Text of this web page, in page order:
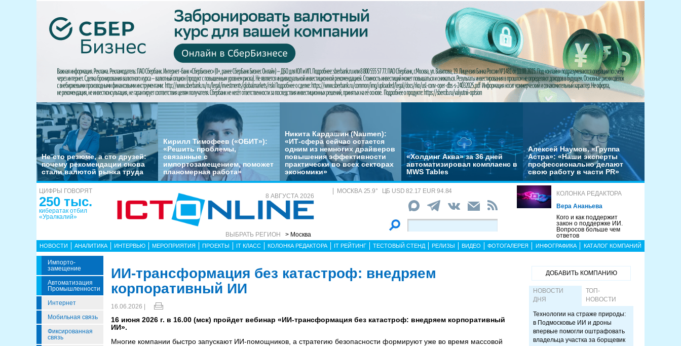
Не сто резюме, а сто друзей:
почему рекомендации снова
стали валютой рынка труда
Кирилл Тимофеев («ОБИТ»):
«Решить проблемы,
связанные с
импортозамещением, поможет
планомерная работа»
Никита Кардашин (Naumen):
«ИТ-сфера сейчас остается
одним из немногих драйверов
повышения эффективности
практически во всех секторах
экономики»
«Холдинг Аква» за 36 дней
автоматизировал комплаенс в
MWS Tables
Алексей Наумов, «Группа
Астра»: «Наши эксперты
профессионально делают
свою работу в части PR»
ЦИФРЫ ГОВОРЯТ
250 тыс.
кибератак отбил
«Уралкалий»
8 АВГУСТА 2026
ВЫБРАТЬ РЕГИОН > Москва
МОСКВА 25.9° ЦБ USD 82.17 EUR 94.84
КОЛОНКА РЕДАКТОРА
Вера Ананьева
Кого и как поддержит
закон о поддержке ИИ.
Вопросов больше чем
ответов
НОВОСТИ АНАЛИТИКА ИНТЕРВЬЮ МЕРОПРИЯТИЯ ПРОЕКТЫ IT КЛАСС КОЛОНКА РЕДАКТОРА IT РЕЙТИНГ ТЕСТОВЫЙ СТЕНД РЕЛИЗЫ ВИДЕО ФОТОГАЛЕРЕЯ ИНФОГРАФИКА КАТАЛОГ КОМПАНИЙ
Импорто­
Замещение
Автоматизация
Промышленности
Интернет
Мобильная связь
Фиксированная
связь
ИИ-трансформация без катастроф: внедряем
корпоративный ИИ
16.06.2026 |
16 июня 2026 г. в 16.00 (мск) пройдет вебинар «ИИ-трансформация без катастроф: внедряем корпоративный
ИИ».
Многие компании быстро запускают ИИ‑помощников, а стратегию безопасности формируют уже во время массовой
ДОБАВИТЬ КОМПАНИЮ
НОВОСТИ
ДНЯ
ТОП-
НОВОСТИ
Технологии на страже природы:
в Подмосковье ИИ и дроны
впервые помогли оштрафовать
владельца участка за борщевик